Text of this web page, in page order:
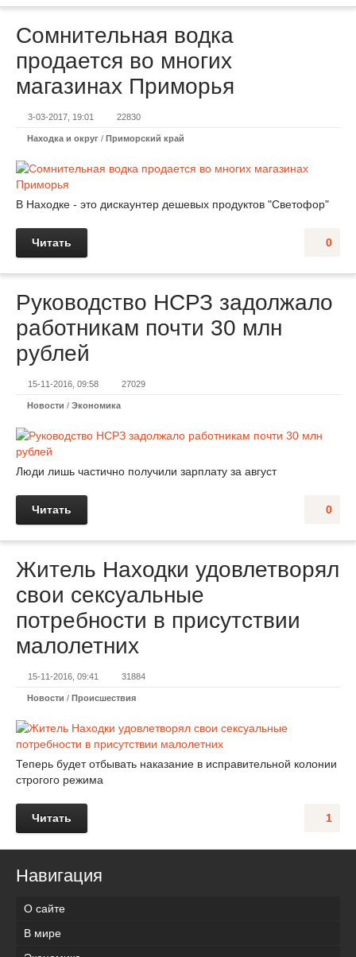
Сомнительная водка
продается во многих
магазинах Приморья
3-03-2017, 19:01 22830
Находка и округ / Приморский край
В Находке - это дискаунтер дешевых продуктов "Светофор"
0
Читать
Руководство НСРЗ задолжало
работникам почти 30 млн
рублей
15-11-2016, 09:58 27029
Новости / Экономика
Люди лишь частично получили зарплату за август
0
Читать
Житель Находки удовлетворял
свои сексуальные
потребности в присутствии
малолетних
15-11-2016, 09:41 31884
Новости / Происшествия
Теперь будет отбывать наказание в исправительной колонии
строгого режима
1
Читать
Навигация
О сайте
В мире